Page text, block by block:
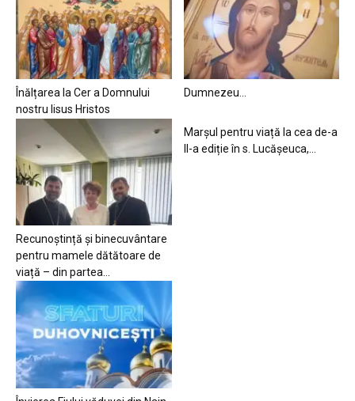
Înălțarea la Cer a Domnului
nostru Iisus Hristos
Dumnezeu…
Recunoștință și binecuvântare
pentru mamele dătătoare de
viață – din partea...
Marșul pentru viață la cea de-a
II-a ediție în s. Lucășeuca,...